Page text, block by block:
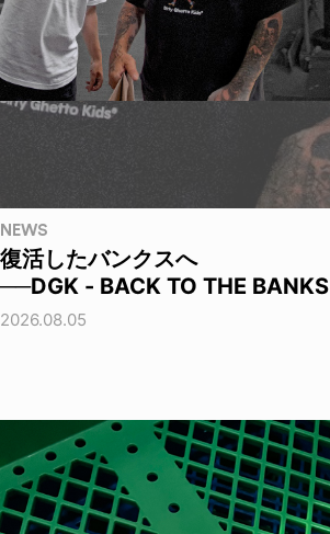
NEWS
復活したバンクスへ
──DGK - BACK TO THE BANKS
2026.08.05